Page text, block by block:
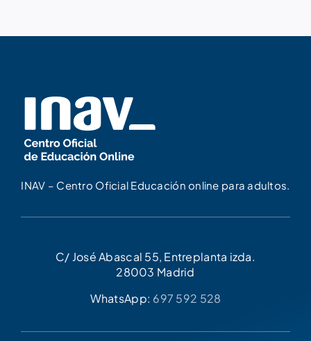
INAV – Centro Oficial Educación online para adultos.
C/ José Abascal 55, Entreplanta izda.
28003 Madrid
WhatsApp: 697 592 528